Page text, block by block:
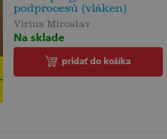
podprocesů (vláken)
Virius Miroslav
Na sklade
pridať do košíka